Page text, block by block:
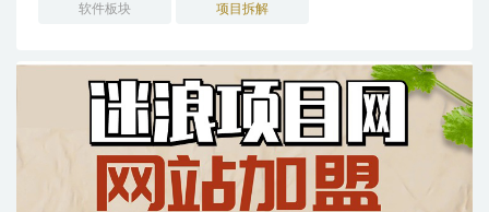
软件板块 项目拆解